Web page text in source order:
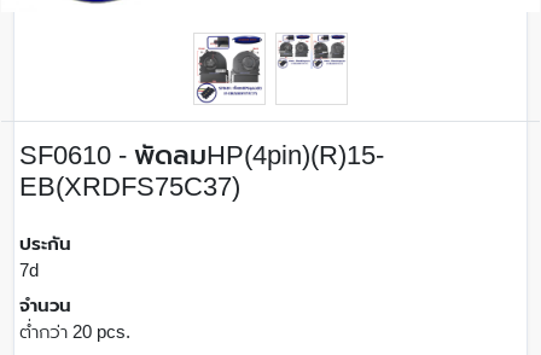
SF0610 - พัดลมHP(4pin)(R)15-
EB(XRDFS75C37)
ประกัน
7d
จำนวน
ต่ำกว่า 20 pcs.